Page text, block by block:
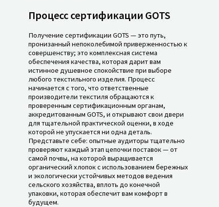
Процесс сертификации GOTS
Получение сертификации GOTS — это путь,
пронизанный непоколебимой приверженностью к
совершенству; это комплексная система
обеспечения качества, которая дарит вам
истинное душевное спокойствие при выборе
любого текстильного изделия. Процесс
начинается с того, что ответственные
производители текстиля обращаются к
проверенным сертификационным органам,
аккредитованным GOTS, и открывают свои двери
для тщательной практической оценки, в ходе
которой не упускается ни одна деталь.
Представьте себе: опытные аудиторы тщательно
проверяют каждый этап цепочки поставок — от
самой почвы, на которой выращивается
органический хлопок с использованием бережных
и экологически устойчивых методов ведения
сельского хозяйства, вплоть до конечной
упаковки, которая обеспечит вам комфорт в
будущем.